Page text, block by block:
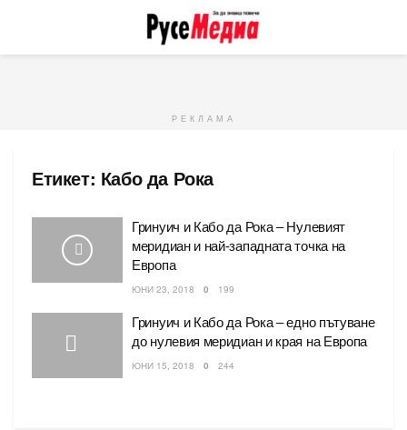
РЕКЛАМА
Етикет: Кабо да Рока
Гринуич и Кабо да Рока – Нулевият
меридиан и най-западната точка на
Европа
ЮНИ 23, 2018 0 199
Гринуич и Кабо да Рока – едно пътуване
до нулевия меридиан и края на Европа
ЮНИ 15, 2018 0 244